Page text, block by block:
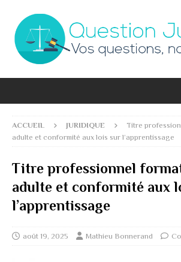
ACCUEIL JURIDIQUE
Titre
adulte et conformité aux lois sur l’apprentissage
Titre professionnel
adulte et conformité aux
l’apprentissage
août 19, 2025 Mathieu Bonnerand